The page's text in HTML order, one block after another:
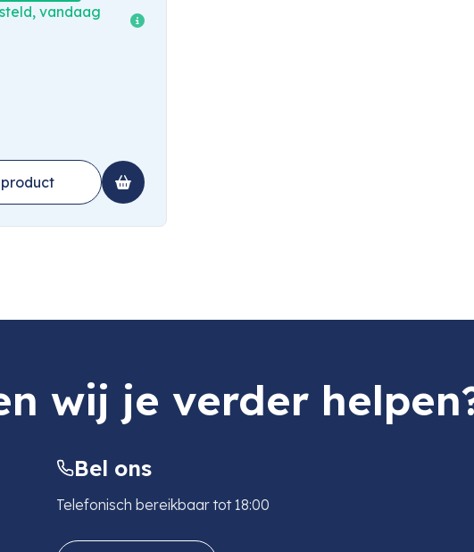
vandaag
wij je verder
Bel ons
Telefonisch bereikbaar tot 18:00